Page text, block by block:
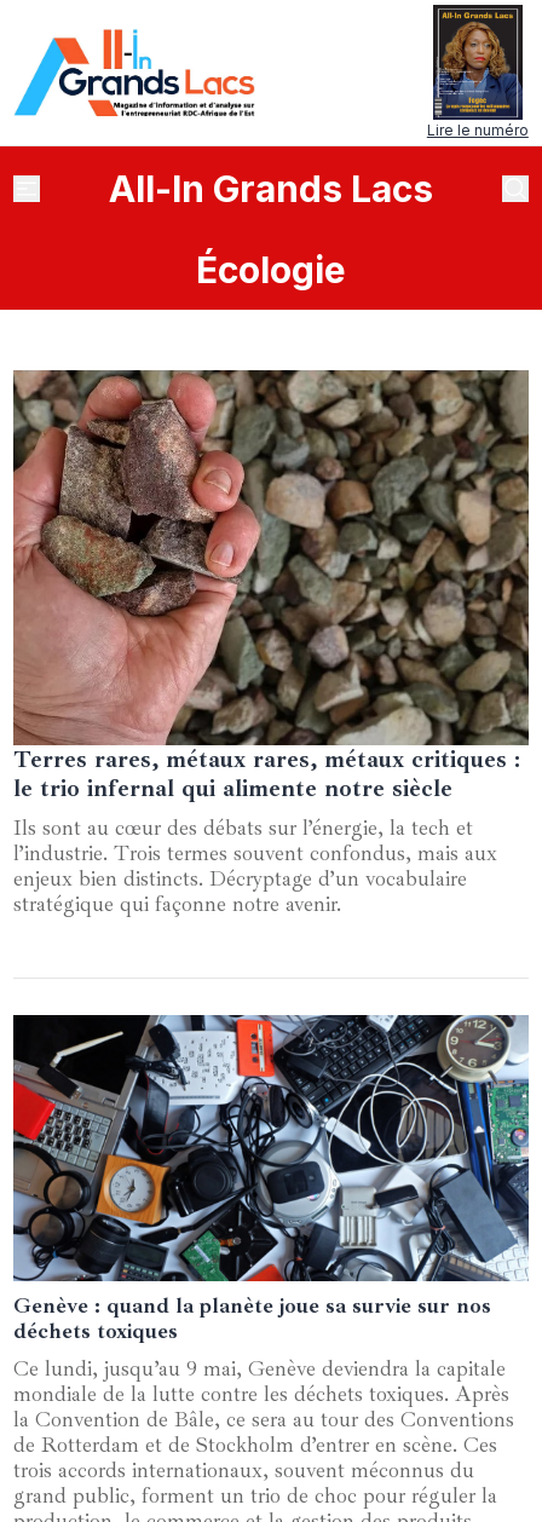
Lire le numéro
All-In Grands Lacs
Écologie
27 décembre 2025
Terres rares, métaux rares, métaux critiques :
le trio infernal qui alimente notre siècle
Ils sont au cœur des débats sur l’énergie, la tech et
l’industrie. Trois termes souvent confondus, mais aux
enjeux bien distincts. Décryptage d’un vocabulaire
stratégique qui façonne notre avenir.
28 avril 2025
Genève : quand la planète joue sa survie sur nos
déchets toxiques
Ce lundi, jusqu’au 9 mai, Genève deviendra la capitale
mondiale de la lutte contre les déchets toxiques. Après
la Convention de Bâle, ce sera au tour des Conventions
de Rotterdam et de Stockholm d’entrer en scène. Ces
trois accords internationaux, souvent méconnus du
grand public, forment un trio de choc pour réguler la